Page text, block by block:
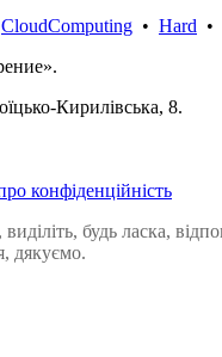
CloudComputing • Hard •
Кирилівська, 8.
конфіденційність
будь ласка,
дякуємо.